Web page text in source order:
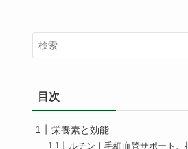
目次
栄養素と効能
ルチン｜毛細血管サポート、